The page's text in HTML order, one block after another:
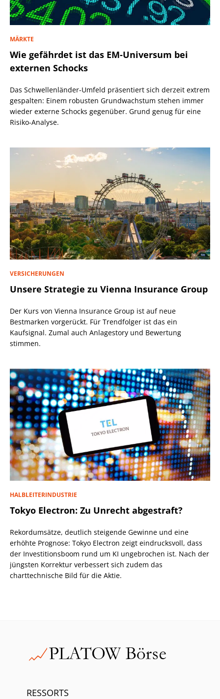
MÄRKTE
Wie gefährdet ist das EM-Universum bei
externen Schocks
Das Schwellenländer-Umfeld präsentiert sich derzeit extrem
gespalten: Einem robusten Grundwachstum stehen immer
wieder externe Schocks gegenüber. Grund genug für eine
Risiko-Analyse.
VERSICHERUNGEN
Unsere Strategie zu Vienna Insurance Group
Der Kurs von Vienna Insurance Group ist auf neue
Bestmarken vorgerückt. Für Trendfolger ist das ein
Kaufsignal. Zumal auch Anlagestory und Bewertung
stimmen.
HALBLEITERINDUSTRIE
Tokyo Electron: Zu Unrecht abgestraft?
Rekordumsätze, deutlich steigende Gewinne und eine
erhöhte Prognose: Tokyo Electron zeigt eindrucksvoll, dass
der Investitionsboom rund um KI ungebrochen ist. Nach der
jüngsten Korrektur verbessert sich zudem das
charttechnische Bild für die Aktie.
RESSORTS